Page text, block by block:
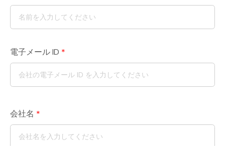
電子メール ID *
会社名 *